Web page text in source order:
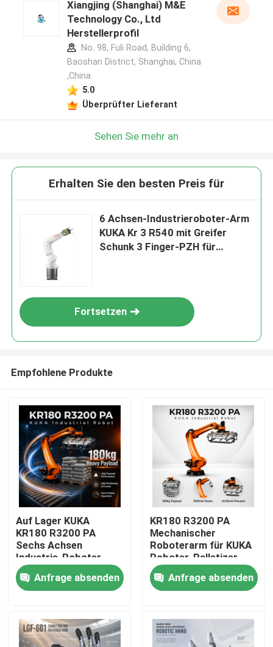
Zu Hause
Xiangjing (Shanghai) M&E
Technology Co., Ltd
Herstellerprofil
No. 98, Fuli Road, Building 6,
Baoshan District, Shanghai, China
,China
5.0
Überprüfter Lieferant
Sehen Sie mehr an
Erhalten Sie den besten Preis für
6 Achsen-Industrieroboter-Arm
KUKA Kr 3 R540 mit Greifer
Schunk 3 Finger-PZH für
Fortsetzen
Empfohlene Produkte
Auf Lager KUKA
KR180 R3200 PA
Sechs Achsen
Industrie-Roboter
Arm, 3195mm
Reichweite Palletizing
Handling Roboterarm
Anfrage absenden
KR180 R3200 PA
Mechanischer
Roboterarm für KUKA
Roboter-Palletizer
3195 mm
Höchstreichweite
Anfrage absenden